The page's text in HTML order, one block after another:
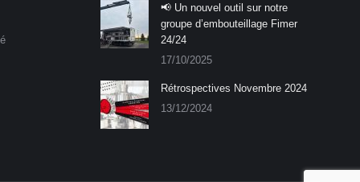
📢 Un nouvel outil sur notre
groupe d’embouteillage Fimer
24/24
17/10/2025
Rétrospectives Novembre 2024
13/12/2024